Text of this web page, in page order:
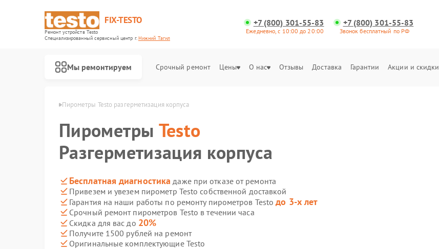
FIX-TESTO
Ремонт устройств Testo
Специализированный cервисный центр г.Нижний Тагил
+7 (800) 301-55-83
Ежедневно, с 10:00 до 20:00
+7 (800) 301-55-83
Звонок бесплатный по РФ
Мы ремонтируем Срочный ремонт Цены О нас Отзывы Доставка Гарантии Акции и скидки
Пирометры Testo разгерметизация корпуса
Пирометры Testo
Разгерметизация корпуса
Бесплатная диагностика даже при отказе от ремонта
Привезем и увезем пирометр Testo собственной доставкой
Гарантия на наши работы по ремонту пирометров Testoдо 3-х лет
Срочный ремонт пирометров Testo в течении часа
Скидка для вас до 20%
Получите 1500 рублей на ремонт
Оригинальные комплектующие Testo